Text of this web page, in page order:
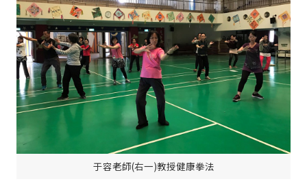
于容老師(右一)教授健康拳法